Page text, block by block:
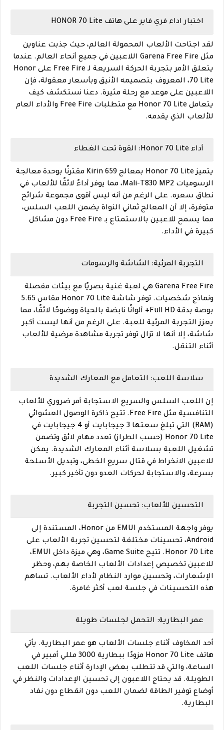
اختبار اداء فري فاير على هاتف HONOR 70 Lite
لقد اجتاحت الألعاب المحمولة العالم، حيث جذبت عناوين
مثل Garena Free Fire اللاعبين في جميع أنحاء العالم. عندما
يتعلق الأمر بتجربة الحركة السريعة لـ Free Fire على Honor
70 Lite، المعروف بتصميمه الأنيق وبأسعار معقولة، فإن
اللاعبين على موعد مع رحلة مثيرة. دعنا نستكشف كيف
يتعامل Honor 70 Lite مع متطلبات Free Fire والأداء العام
للألعاب الذي يقدمه.
أداء Honor 70 Lite: القوة تحت الغطاء
يتميز Honor 70 Lite بمعالج Kirin 659 مقترنًا بوحدة معالجة
الرسوميات Mali-T830 MP2، مما يوفر أداءً لائقًا للألعاب في
نطاق سعره. على الرغم من أنه ليس أقوى مجموعة شرائح
متوفرة، إلا أن المعالج ثماني النواة يضمن اللعب السلس،
مما يسمح للاعبين بالاستمتاع بـ Free Fire دون مشاكل
كبيرة في الأداء.
التجربة المرئية: الشاشة والرسومات
Garena Free Fire هي لعبة غنية بصريًا مع بيئات مفصلة
ونماذج شخصيات. توفر شاشة Honor 70 Lite مقاس 5.65
بوصة بدقة Full HD+ ألوانًا نابضة بالحياة ووضوحًا لائقًا، مما
يعزز التجربة المرئية للعبة. على الرغم من أنها ليست أكبر
شاشة، إلا أنها لا تزال توفر تجربة مشاهدة مرضية للألعاب
أثناء التنقل.
سلاسة اللعب: التعامل مع المعارك الشديدة
إن اللعب السلس والسريع الاستجابة أمر ضروري للألعاب
التنافسية مثل Free Fire. تتيح ذاكرة الوصول العشوائي
(RAM) التي تبلغ سعتها 3 جيجابايت أو 4 جيجابايت في
Honor 70 Lite (حسب الطراز) تعدد مهام لائق وتضمن
تشغيل اللعبة بسلاسة أثناء المعارك الشديدة. يمكن
للاعبين الانخراط في قتال سريع الخطى، وتبديل الأسلحة
بسرعة، والاستجابة لحركات العدو دون تأخير كبير.
التحسين للألعاب: تحسين التجربة
يوفر واجهة المستخدم EMUI من Honor، المستندة إلى
Android، تحسينات مختلفة لتحسين تجربة الألعاب على
Honor 70 Lite. تتيح Game Suite، وهي ميزة داخل EMUI،
للاعبين تخصيص إعدادات الألعاب الخاصة بهم، وحظر
الإشعارات، وتحسين موارد النظام لأداء الألعاب. تساهم
هذه التحسينات في جلسة لعب أكثر غامرة.
عمر البطارية: التحمل لجلسات طويلة
أحد المخاوف أثناء جلسات الألعاب هو عمر البطارية. يأتي
هاتف Honor 70 Lite مزودًا ببطارية 3000 مللي أمبير في
الساعة، والتي قد تتطلب بعض الإدارة أثناء جلسات اللعب
الطويلة. قد يحتاج اللاعبون إلى تحسين الإعدادات والنظر في
أوضاع توفير الطاقة لضمان اللعب دون انقطاع دون نفاد
البطارية.